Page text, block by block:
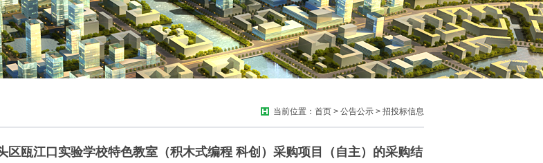
当前位置： 首页 > 公告公示 > 招投标信息
区瓯江口实验学校特色教室（积木式编程 科创）采购项目（自主）的采购结